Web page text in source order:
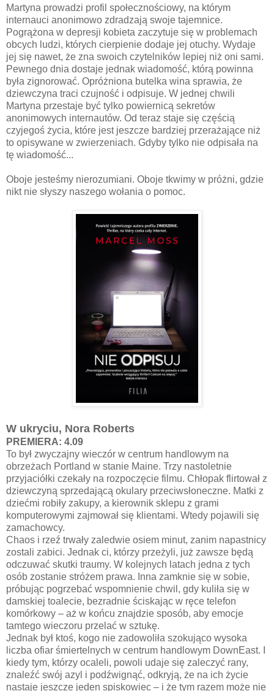
Martyna prowadzi profil społecznościowy, na którym
internauci anonimowo zdradzają swoje tajemnice.
Pogrążona w depresji kobieta zaczytuje się w problemach
obcych ludzi, których cierpienie dodaje jej otuchy. Wydaje
jej się nawet, że zna swoich czytelników lepiej niż oni sami.
Pewnego dnia dostaje jednak wiadomość, którą powinna
była zignorować. Opróżniona butelka wina sprawia, że
dziewczyna traci czujność i odpisuje. W jednej chwili
Martyna przestaje być tylko powiernicą sekretów
anonimowych internautów. Od teraz staje się częścią
czyjegoś życia, które jest jeszcze bardziej przerażające niż
to opisywane w zwierzeniach. Gdyby tylko nie odpisała na
tę wiadomość...
Oboje jesteśmy nierozumiani. Oboje tkwimy w próżni, gdzie
nikt nie słyszy naszego wołania o pomoc.
W ukryciu, Nora Roberts
PREMIERA: 4.09
To był zwyczajny wieczór w centrum handlowym na
obrzeżach Portland w stanie Maine. Trzy nastoletnie
przyjaciółki czekały na rozpoczęcie filmu. Chłopak flirtował z
dziewczyną sprzedającą okulary przeciwsłoneczne. Matki z
dziećmi robiły zakupy, a kierownik sklepu z grami
komputerowymi zajmował się klientami. Wtedy pojawili się
zamachowcy.
Chaos i rzeź trwały zaledwie osiem minut, zanim napastnicy
zostali zabici. Jednak ci, którzy przeżyli, już zawsze będą
odczuwać skutki traumy. W kolejnych latach jedna z tych
osób zostanie stróżem prawa. Inna zamknie się w sobie,
próbując pogrzebać wspomnienie chwil, gdy kuliła się w
damskiej toalecie, bezradnie ściskając w ręce telefon
komórkowy – aż w końcu znajdzie sposób, aby emocje
tamtego wieczoru przelać w sztukę.
Jednak był ktoś, kogo nie zadowoliła szokująco wysoka
liczba ofiar śmiertelnych w centrum handlowym DownEast. I
kiedy tym, którzy ocaleli, powoli udaje się zaleczyć rany,
znaleźć swój azyl i podźwignąć, odkryją, że na ich życie
nastaje jeszcze jeden spiskowiec – i że tym razem może nie